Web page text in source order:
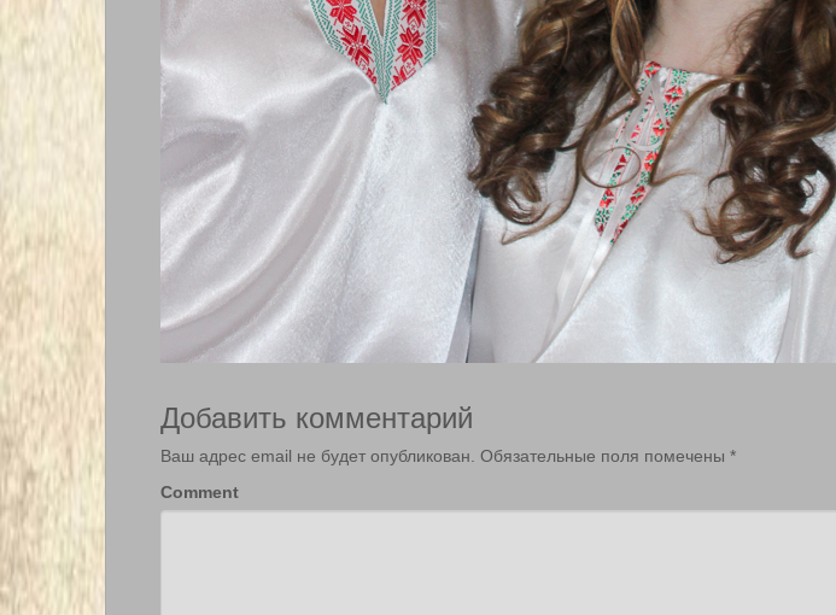
Добавить комментарий
Ваш адрес email не будет опубликован. Обязательные поля помечены *
Comment